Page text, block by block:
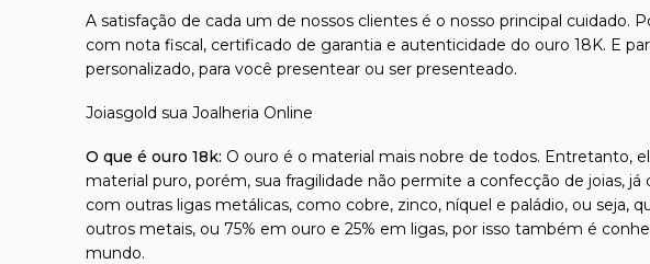
A satisfação de cada um de nossos clientes é o nosso principal cuidado.
com nota fiscal, certificado de garantia e autenticidade do ouro 18K. E
personalizado, para você presentear ou ser presenteado.
Joiasgold sua Joalheria Online
O que é ouro 18k: O ouro é o material mais nobre de todos. Entretanto,
material puro, porém, sua fragilidade não permite a confecção de joias,
com outras ligas metálicas, como cobre, zinco, níquel e paládio, ou
outros metais, ou 75% em ouro e 25% em ligas, por isso também é
mundo.